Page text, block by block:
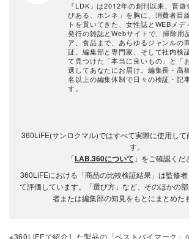
『LDK』は2012年の創刊以来、晋
びある、ホンネ」を胸に、消費者目
トを貫いてきた、女性誌とWEBメデ
発行の雑誌とWebサイトで、掃除用
ア、食品まで、あらゆるジャンルの
証。編集部と専門家、そして社内検
て見つけた「本当に良いもの」と「
選してあなたにお届け。編集長・高
名以上の編集体制で日々の検証・記
す。
360LiFE(サンロクマル)ではすべて実際に使用して
す。
「LAB.360について 」をご確認くだ
360LiFEにおける「商品の比較検証結果」は監修
て評価しています。「選び方」など、そのほかの
者または編集部の知見をもとにまとめた
※360LiFEで紹介した製品の「ベストバイマーク」